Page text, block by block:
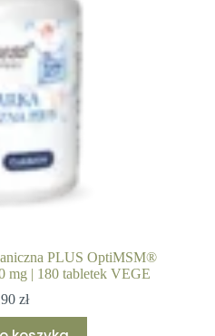
PLUS OptiMSM®
mg | 180 tabletek VEGE
zł